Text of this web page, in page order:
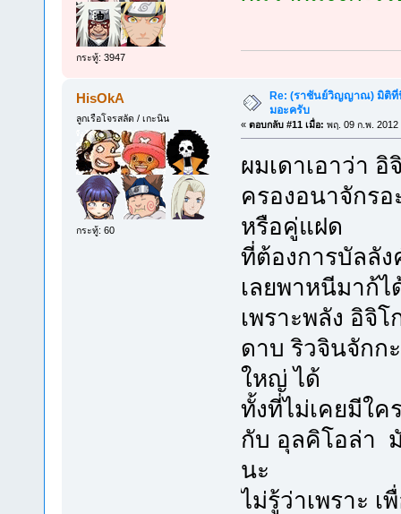
กระทู้: 3947
HisOkA
ลูกเรือโจรสลัด / เกะนิน
กระทู้: 60
Re: (ราชันย์วิญญาณ) มิติที่
มอะครับ
« ตอบกลับ #11 เมื่อ: พฤ. 09 ก.พ. 2012
ผมเดาเอาว่า
ครองอนาจักร
หรือคู่แฝด
ที่ต้องการบัลลั
เลยพาหนีมาก้ไ
เพราะพลัง อิจิ
ดาบ ริวจินจักก
ใหญ่ ได้
ทั้งที่ไม่เคยมีใ
กับ อุลคิโอล่า
นะ
ไม่รู้ว่าเพราะ